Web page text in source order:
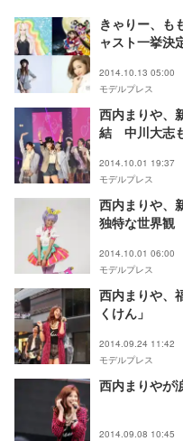
きゃりー、も
ャスト一挙
2014.10.13 05:00
モデルプレス
西内まりや、
結 中川大志
2014.10.01 19:37
モデルプレス
西内まりや、
独特な世界観
2014.10.01 06:00
モデルプレス
西内まりや、
くけん」
2014.09.24 11:42
モデルプレス
西内まりやが
2014.09.08 10:45